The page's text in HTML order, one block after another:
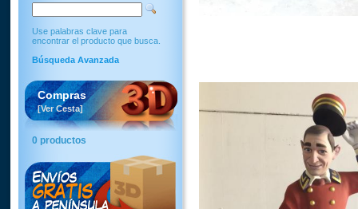
Use palabras clave para
encontrar el producto que busca.
Búsqueda Avanzada
Compras
[Ver Cesta]
0 productos